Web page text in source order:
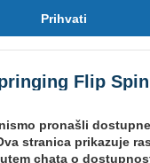
Prihvati
Flip
pronašli
stranica prikazuje
chata o